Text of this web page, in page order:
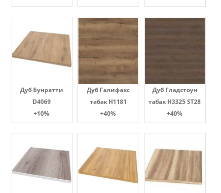
Дуб Бунратти
D4069
+10%
Дуб Галифакс
табак Н1181
+40%
Дуб Гладстоун
табак H3325 ST28
+40%